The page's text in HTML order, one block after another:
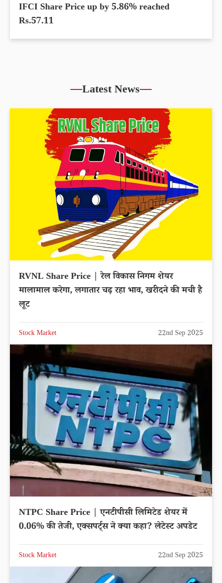
IFCI Share Price up by 5.86% reached
Rs.57.11
Latest News
RVNL Share Price | रेल विकास निगम शेयर
मालामाल करेगा, लगातार चढ़ रहा भाव, खरीदने की मची है
लूट
Stock Market 22nd Sep 2025
NTPC Share Price | एनटीपीसी लिमिटेड शेयर में
0.06% की तेजी, एक्सपर्ट्स ने क्या कहा? लेटेस्ट अपडेट
Stock Market 22nd Sep 2025